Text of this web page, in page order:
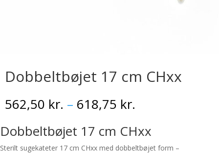
Dobbeltbøjet 17 cm CHxx
562,50 kr. – 618,75 kr.
til
618,75 kr.
Dobbeltbøjet 17 cm CHxx
Sterilt sugekateter 17 cm CHxx med dobbeltbøjet form –